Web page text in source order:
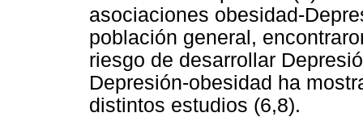
asociaciones obesidad-
población general,
riesgo de desarrollar
Depresión-obesidad ha
distintos estudios (6,8).